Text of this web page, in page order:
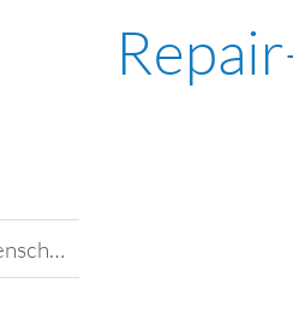
Leitbild der Liebfrauenschule